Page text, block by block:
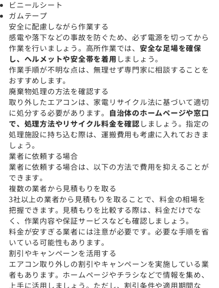
ビニールシート
ガムテープ
安全に配慮しながら作業する
感電や落下などの事故を防ぐため、必ず電源を切ってから
作業を行いましょう。高所作業では、 安全な足場を確保
し、ヘルメットや安全帯を着用 しましょう。
作業手順が不明な点は、無理せず専門家に相談することを
おすすめします。
廃棄物処理の方法を確認する
取り外したエアコンは、家電リサイクル法に基づいて適切
に処分する必要があります。 自治体のホームページや窓口
で、処理方法やリサイクル料金を確認しましょう。指定の
処理施設に持ち込む際は、運搬費用も考慮に入れておきま
しょう。
業者に依頼する場合
業者に依頼する場合は、以下の方法で費用を抑えることが
できます。
複数の業者から見積もりを取る
3社以上の業者から見積もりを取ることで、料金の相場を
把握できます。見積もりを比較する際は、料金だけでな
く、作業内容や保証サービスなども確認しましょう。
料金が安すぎる業者には注意が必要です。必要な手順を省
いている可能性もあります。
割引やキャンペーンを活用する
エアコン取り外しの割引やキャンペーンを実施している業
者もあります。ホームページやチラシなどで情報を集め、
上手に活用しましょう。ただし、割引条件や適用期間な